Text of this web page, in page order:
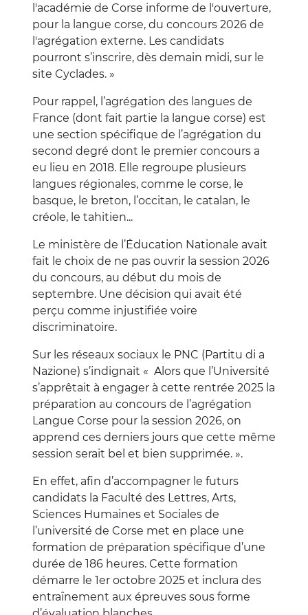
l'académie de Corse informe de l'ouverture,
pour la langue corse, du concours 2026 de
l'agrégation externe. Les candidats
pourront s’inscrire, dès demain midi, sur le
site Cyclades. »
Pour rappel, l’agrégation des langues de
France (dont fait partie la langue corse) est
une section spécifique de l’agrégation du
second degré dont le premier concours a
eu lieu en 2018. Elle regroupe plusieurs
langues régionales, comme le corse, le
basque, le breton, l’occitan, le catalan, le
créole, le tahitien...
Le ministère de l’Éducation Nationale avait
fait le choix de ne pas ouvrir la session 2026
du concours, au début du mois de
septembre. Une décision qui avait été
perçu comme injustifiée voire
discriminatoire.
Sur les réseaux sociaux le PNC (Partitu di a
Nazione) s’indignait « Alors que l’Université
s’apprêtait à engager à cette rentrée 2025 la
préparation au concours de l’agrégation
Langue Corse pour la session 2026, on
apprend ces derniers jours que cette même
session serait bel et bien supprimée. ».
En effet, afin d’accompagner le futurs
candidats la Faculté des Lettres, Arts,
Sciences Humaines et Sociales de
l’université de Corse met en place une
formation de préparation spécifique d’une
durée de 186 heures. Cette formation
démarre le 1er octobre 2025 et inclura des
entraînement aux épreuves sous forme